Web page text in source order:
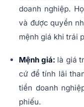
doanh nghiệp.
và được quyền
mệnh giá khi trái
Mệnh giá: là giá
cứ để tính lãi
tiền doanh
phiếu.